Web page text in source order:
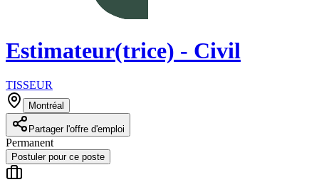
Estimateur(trice) - Civil
TISSEUR
Montréal
Partager l'offre d'emploi
Permanent
Postuler pour ce poste